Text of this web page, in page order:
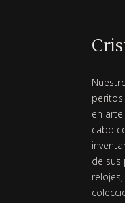
peritos
en
cabo
de sus